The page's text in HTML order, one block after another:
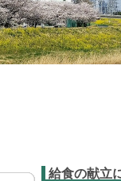
給食の献立